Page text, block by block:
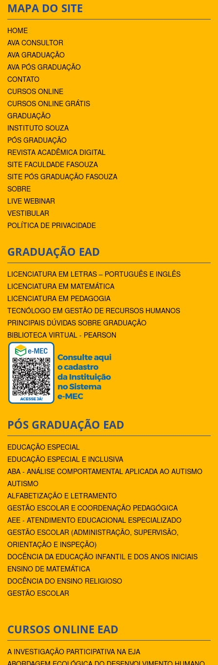
MAPA DO SITE
HOME
AVA CONSULTOR
AVA GRADUAÇÃO
AVA PÓS GRADUAÇÃO
CONTATO
CURSOS ONLINE
CURSOS ONLINE GRÁTIS
GRADUAÇÃO
INSTITUTO SOUZA
PÓS GRADUAÇÃO
REVISTA ACADÊMICA DIGITAL
SITE FACULDADE FASOUZA
SITE PÓS GRADUAÇÃO FASOUZA
SOBRE
LIVE WEBINAR
VESTIBULAR
POLÍTICA DE PRIVACIDADE
GRADUAÇÃO EAD
LICENCIATURA EM LETRAS – PORTUGUÊS E INGLÊS
LICENCIATURA EM MATEMÁTICA
LICENCIATURA EM PEDAGOGIA
TECNÓLOGO EM GESTÃO DE RECURSOS HUMANOS
PRINCIPAIS DÚVIDAS SOBRE GRADUAÇÃO
BIBLIOTECA VIRTUAL - PEARSON
PÓS GRADUAÇÃO EAD
EDUCAÇÃO ESPECIAL
EDUCAÇÃO ESPECIAL E INCLUSIVA
ABA - ANÁLISE COMPORTAMENTAL APLICADA AO AUTISMO
AUTISMO
ALFABETIZAÇÃO E LETRAMENTO
GESTÃO ESCOLAR E COORDENAÇÃO PEDAGÓGICA
AEE - ATENDIMENTO EDUCACIONAL ESPECIALIZADO
GESTÃO ESCOLAR (ADMINISTRAÇÃO, SUPERVISÃO,
ORIENTAÇÃO E INSPEÇÃO)
DOCÊNCIA DA EDUCAÇÃO INFANTIL E DOS ANOS INICIAIS
ENSINO DE MATEMÁTICA
DOCÊNCIA DO ENSINO RELIGIOSO
GESTÃO ESCOLAR
CURSOS ONLINE EAD
A INVESTIGAÇÃO PARTICIPATIVA NA EJA